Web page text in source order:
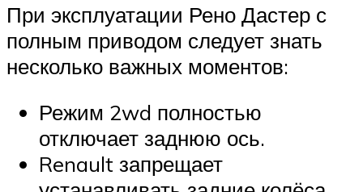
При эксплуатации Рено Дастер с
полным приводом следует знать
несколько важных моментов:
Режим 2wd полностью
отключает заднюю ось.
Renault запрещает